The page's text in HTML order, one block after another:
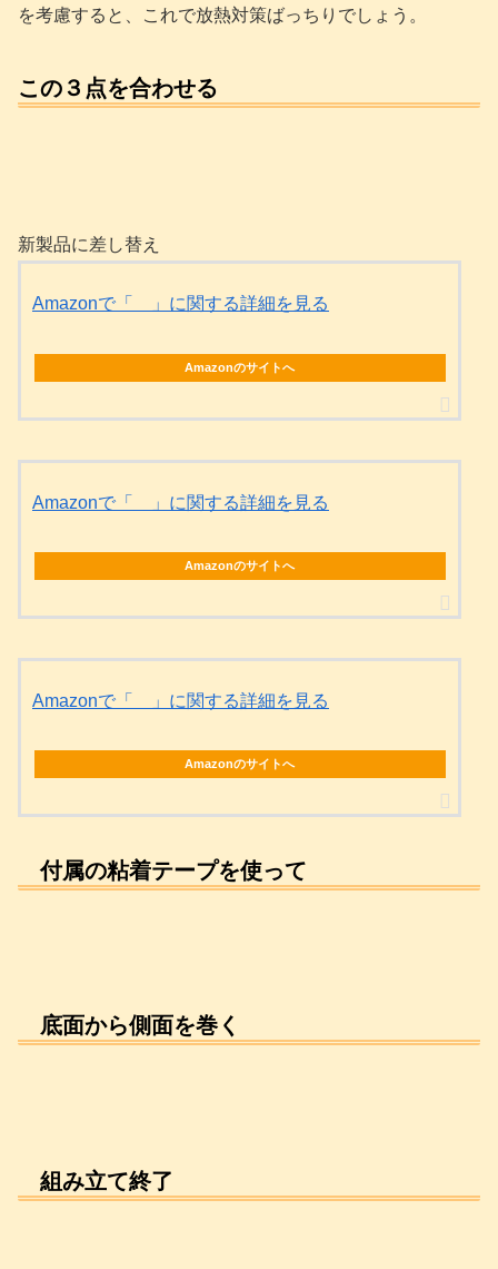
を考慮すると、これで放熱対策ばっちりでしょう。
この３点を合わせる
新製品に差し替え
Amazonで「 」に関する詳細を見る
Amazonのサイトへ
Amazonで「 」に関する詳細を見る
Amazonのサイトへ
Amazonで「 」に関する詳細を見る
Amazonのサイトへ
付属の粘着テープを使って
底面から側面を巻く
組み立て終了